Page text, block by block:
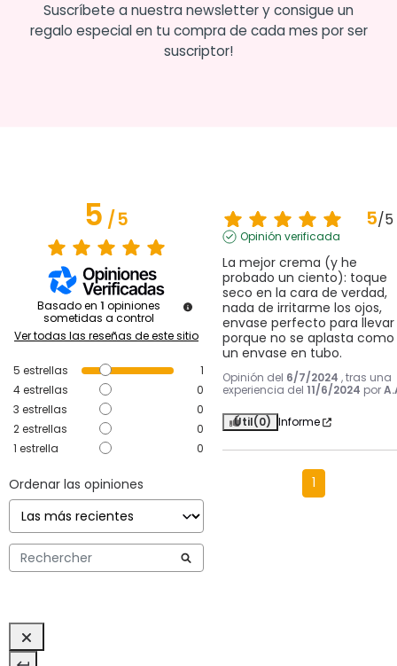
Suscríbete a nuestra newsletter y consigue un
regalo especial en tu compra de cada mes por ser
suscriptor!
5/5
Basado en 1 opiniones
sometidas a control
Ver todas las reseñas de este sitio
5 estrellas
1
4estrellas
0
3 estrellas
0
2estrellas
0
1 estrella 0
Ordenar las opiniones
5/5
Opinión verificada
La mejor crema (y he
probado un ciento): toque
seco en la cara de verdad,
nada de irritarme los ojos,
envase perfecto para llevar
porque no se aplasta como
un envase en tubo.
Opinión del 6/7/2024 , tras una
experiencia del 11/6/2024 por
Útil(0) Informe
1